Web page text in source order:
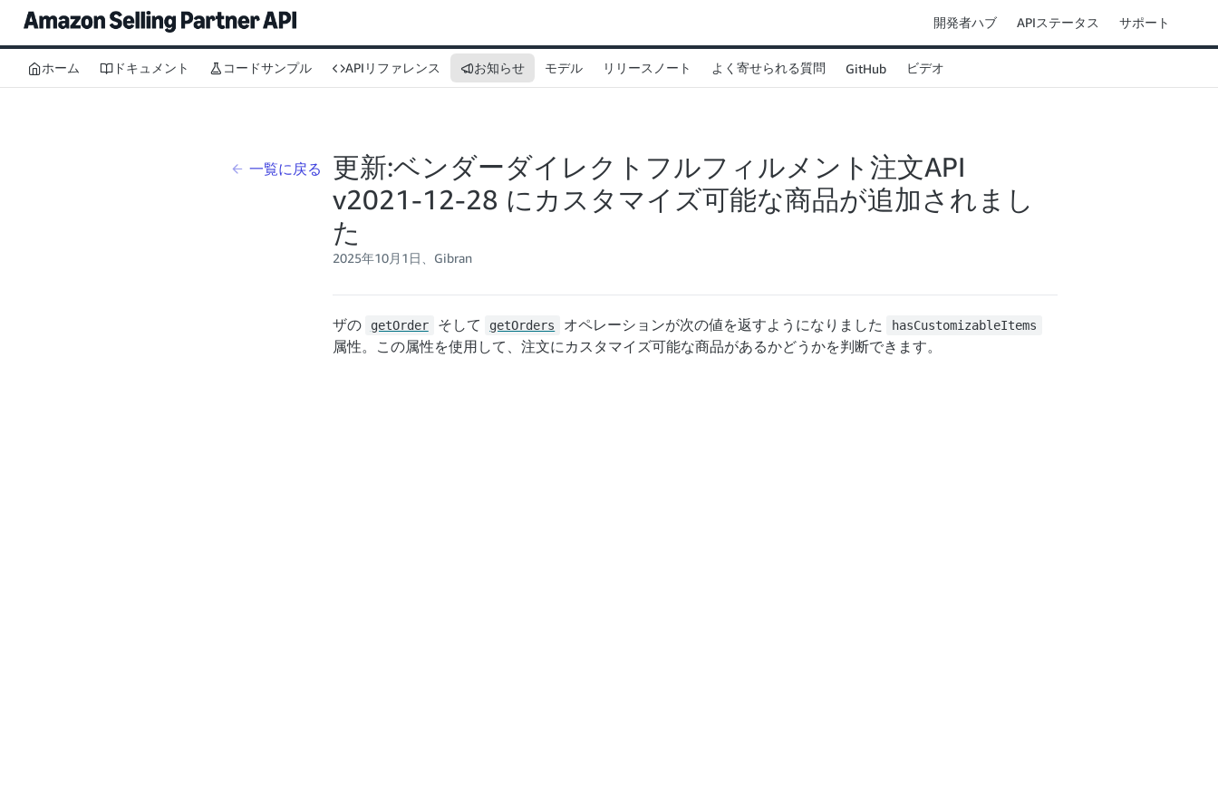
開発者ハブ APIステータス サポート
ホーム ドキュメント コードサンプル APIリファレンス お知らせ モデル リリースノート よく寄せられる質問 GitHub ビデオ
一覧に戻る
更新:ベンダーダイレクトフルフィルメント注文API
v2021-12-28 にカスタマイズ可能な商品が追加されまし
た
2025年10月1日、Gibran
ザの getOrder そして getOrders オペレーションが次の値を返すようになりました hasCustomizableItems
属性。この属性を使用して、注文にカスタマイズ可能な商品があるかどうかを判断できます。